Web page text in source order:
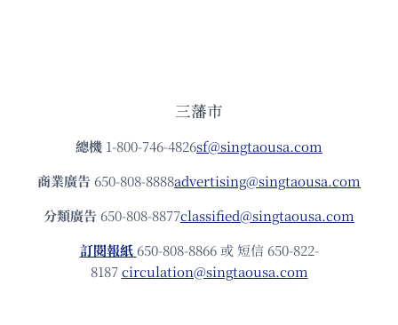
三藩市
總機 1-800-746-4826sf@singtaousa.com
商業廣告 650-808-8888advertising@singtaousa.com
分類廣告 650-808-8877classified@singtaousa.com
訂閱報紙 650-808-8866 或 短信 650-822-
8187circulation@singtaousa.com